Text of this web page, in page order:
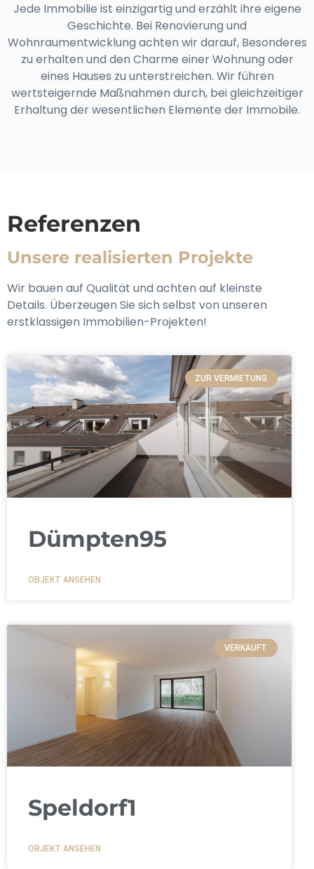
Jede Immobilie ist einzigartig und erzählt ihre eigene
Geschichte. Bei Renovierung und
Wohnraumentwicklung achten wir darauf, Besonderes
zu erhalten und den Charme einer Wohnung oder
eines Hauses zu unterstreichen. Wir führen
wertsteigernde Maßnahmen durch, bei gleichzeitiger
Erhaltung der wesentlichen Elemente der Immobile.
Referenzen
Unsere realisierten Projekte
Wir bauen auf Qualität und achten auf kleinste
Details. Überzeugen Sie sich selbst von unseren
erstklassigen Immobilien-Projekten!
ZUR VERMIETUNG
Dümpten95
OBJEKT ANSEHEN
VERKAUFT
Speldorf1
OBJEKT ANSEHEN